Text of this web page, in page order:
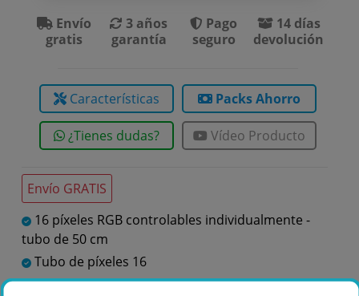
Envío GRATIS
16 píxeles RGB controlables individualmente -
tubo de 50 cm
Tubo de píxeles 16
Showtec
Envío
gratis
3 años
garantía
Pago
seguro
14 días
devolución
Características Packs Ahorro
¿Tienes dudas? Vídeo Producto